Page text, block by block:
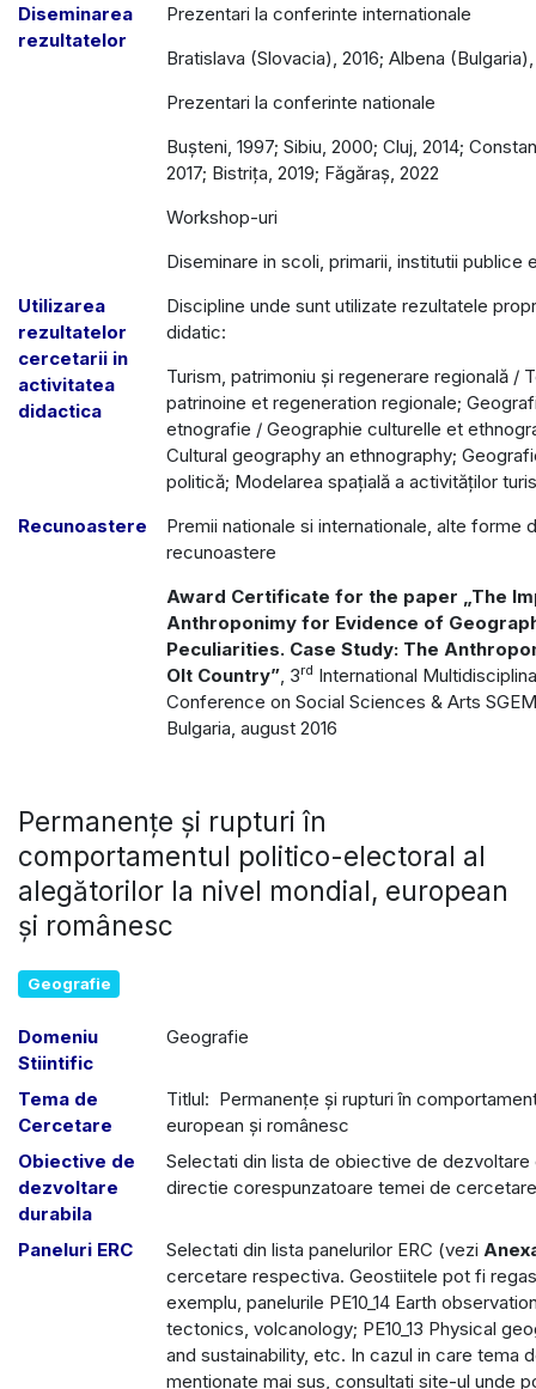
Diseminarea
rezultatelor
Prezentari la conferinte internationale
Bratislava (Slovacia), 2016; Albena (Bulgaria),
Prezentari la conferinte nationale
Bușteni, 1997; Sibiu, 2000; Cluj, 2014;
2017; Bistrița, 2019; Făgăraș, 2022
Workshop-uri
Diseminare in scoli, primarii, institutii publice
Utilizarea
rezultatelor
cercetarii in
activitatea
didactica
Discipline unde sunt utilizate rezultatele
didatic:
Turism, patrimoniu și regenerare regională /
patrinoine et regeneration regionale;
etnografie / Geographie culturelle et
Cultural geography an ethnography;
politică; Modelarea spațială a activităților
Recunoastere
Premii nationale si internationale, alte forme
recunoastere
Award Certificate for the paper „The
Anthroponimy for Evidence of
Peculiarities. Case Study: The
Olt Country” , 3rd International
Conference on Social Sciences & Arts
Bulgaria, august 2016
Permanenţe şi rupturi în
comportamentul politico-electoral al
alegătorilor la nivel mondial, european
şi românesc
Geografie
Domeniu
Stiintific
Geografie
Tema de
Cercetare
Titlul: Permanenţe şi rupturi în
european şi românesc
Obiective de
dezvoltare
durabila
Selectati din lista de obiective de dezvoltare
directie corespunzatoare temei de cercetare
Paneluri ERC Selectati din lista panelurilor ERC (vezi
cercetare respectiva. Geostiitele pot fi
exemplu, panelurile PE10_14 Earth
tectonics, volcanology; PE10_13 Physical
and sustainability, etc. In cazul in care tema
mentionate mai sus, consultati site-ul unde